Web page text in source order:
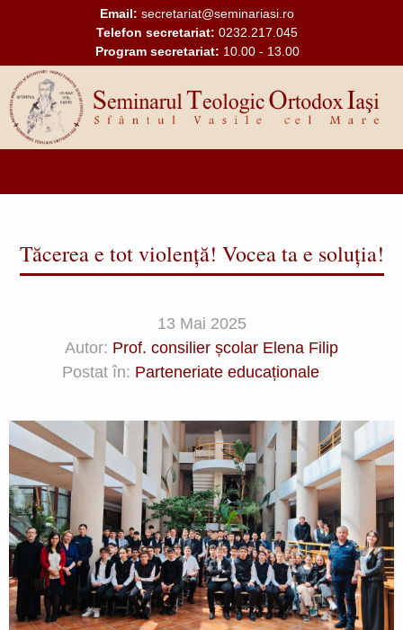
Mergi la conţinutul principal
Email: secretariat@seminariasi.ro
Telefon secretariat: 0232.217.045
Program secretariat: 10.00 - 13.00
Main
Tăcerea e tot violență! Vocea ta e soluția!
13 Mai 2025
Autor: Prof. consilier școlar Elena Filip
Postat în: Parteneriate educaționale